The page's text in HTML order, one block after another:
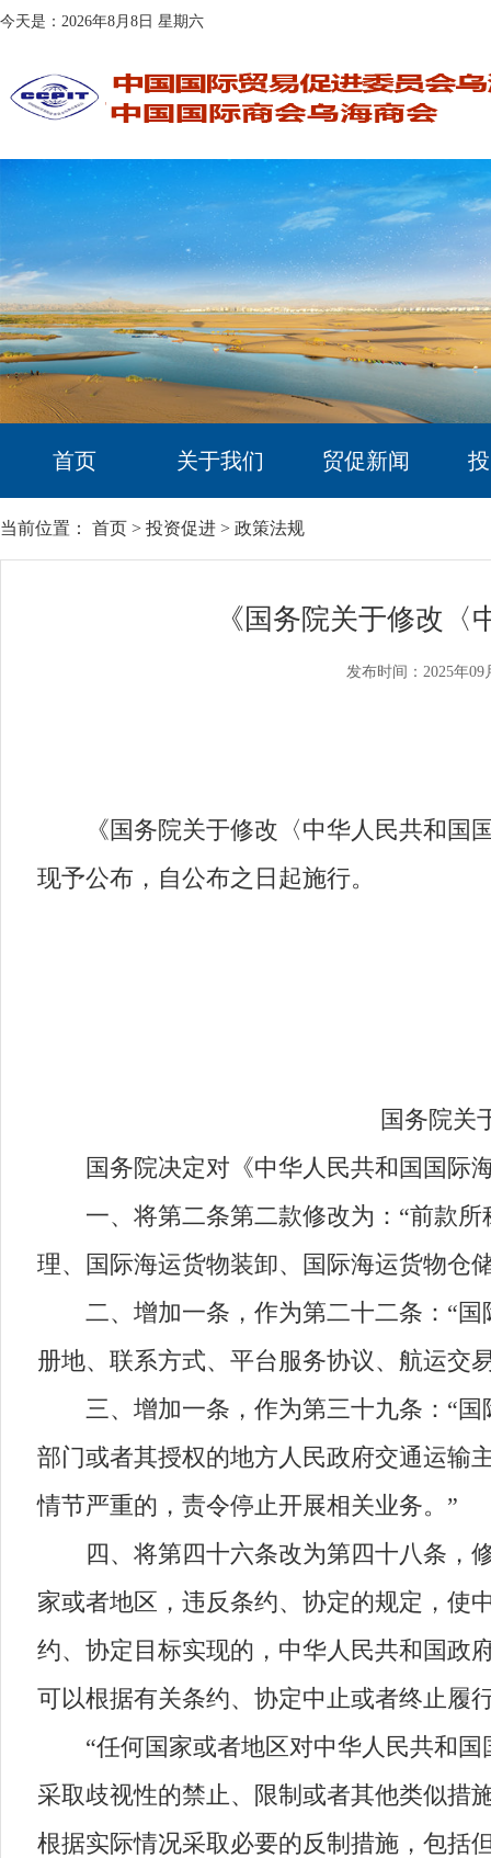
今天是：2026年8月8日 星期六
首页 关于我们 贸促新闻
当前位置： 首页 > 投资促进 > 政策法规
《国务院关于修改
发布时间：2025年09
《国务院关于修改〈中华人民共和国国
现予公布，自公布之日起施行。
国务院关于
国务院决定对《中华人民共和国国际
一、将第二条第二款修改为：“前款所
理、国际海运货物装卸、国际海运货物仓
二、增加一条，作为第二十二条：“国
册地、联系方式、平台服务协议、航运交
三、增加一条，作为第三十九条：“国
部门或者其授权的地方人民政府交通运输
情节严重的，责令停止开展相关业务。”
四、将第四十六条改为第四十八条，修
家或者地区，违反条约、协定的规定，使
约、协定目标实现的，中华人民共和国政
可以根据有关条约、协定中止或者终止履
“任何国家或者地区对中华人民共和国
采取歧视性的禁止、限制或者其他类似措
根据实际情况采取必要的反制措施，包括